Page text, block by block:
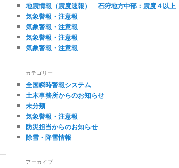
地震情報（震度速報） 石狩地方中部：震度４以上
気象警報・注意報
気象警報・注意報
気象警報・注意報
気象警報・注意報
カテゴリー
全国瞬時警報システム
土木事務所からのお知らせ
未分類
気象警報・注意報
防災担当からのお知らせ
除雪・降雪情報
アーカイブ